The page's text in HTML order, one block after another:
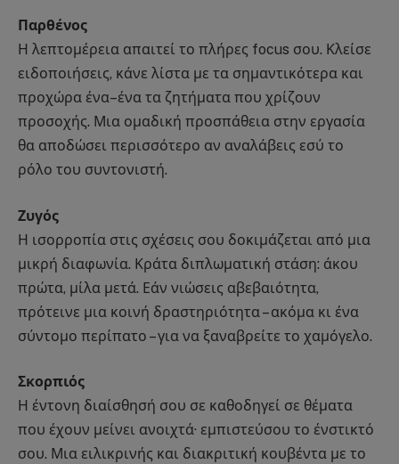
Παρθένος
Η λεπτομέρεια απαιτεί το πλήρες focus σου. Κλείσε
ειδοποιήσεις, κάνε λίστα με τα σημαντικότερα και
προχώρα ένα–ένα τα ζητήματα που χρίζουν
προσοχής. Μια ομαδική προσπάθεια στην εργασία
θα αποδώσει περισσότερο αν αναλάβεις εσύ το
ρόλο του συντονιστή.
Ζυγός
Η ισορροπία στις σχέσεις σου δοκιμάζεται από μια
μικρή διαφωνία. Κράτα διπλωματική στάση: άκου
πρώτα, μίλα μετά. Εάν νιώσεις αβεβαιότητα,
πρότεινε μια κοινή δραστηριότητα – ακόμα κι ένα
σύντομο περίπατο – για να ξαναβρείτε το χαμόγελο.
Σκορπιός
Η έντονη διαίσθησή σου σε καθοδηγεί σε θέματα
που έχουν μείνει ανοιχτά· εμπιστεύσου το ένστικτό
σου. Μια ειλικρινής και διακριτική κουβέντα με το